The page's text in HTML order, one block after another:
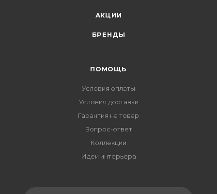
АКЦИИ
БРЕНДЫ
ПОМОЩЬ
Условия оплаты
Условия доставки
Гарантия на товар
Вопрос-ответ
Коллекции
Идеи интерьера